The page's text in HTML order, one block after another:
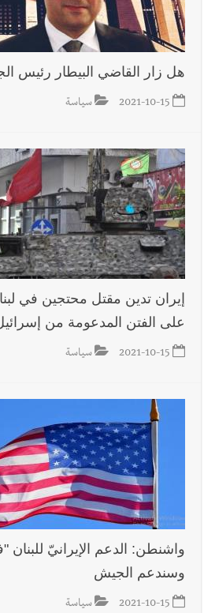
هل زار القاضي البيطار رئيس
2021-10-15 سياسة
إيران تدين مقتل محتجين في
على الفتن المدعومة من
2021-10-15 سياسة
واشنطن: الدعم الإيرانيّ للبنان
وسندعم الجيش
2021-10-15 سياسة